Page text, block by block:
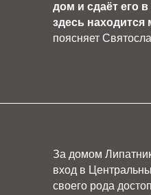
дом и сдаёт его
здесь
поясняет
За домом
вход в
своего рода